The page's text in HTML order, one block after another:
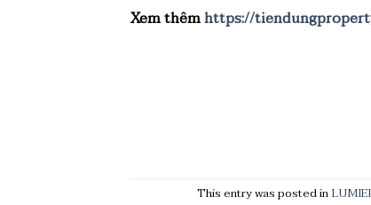
Xem thêmhttps://
This entry was posted in